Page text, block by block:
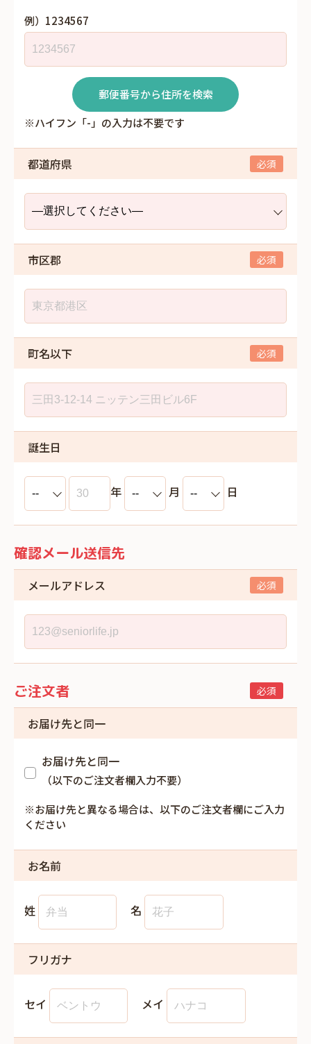
例）1234567
郵便番号から住所を検索
※ハイフン「-」の入力は不要です
都道府県
市区郡
町名以下
誕生日
年 月 日
確認メール送信先
メールアドレス
ご注文者
お届け先と同一
お届け先と同一
（以下のご注文者欄入力不要）
※お届け先と異なる場合は、以下のご注文者欄にご入力
ください
お名前
姓 名
フリガナ
セイ メイ